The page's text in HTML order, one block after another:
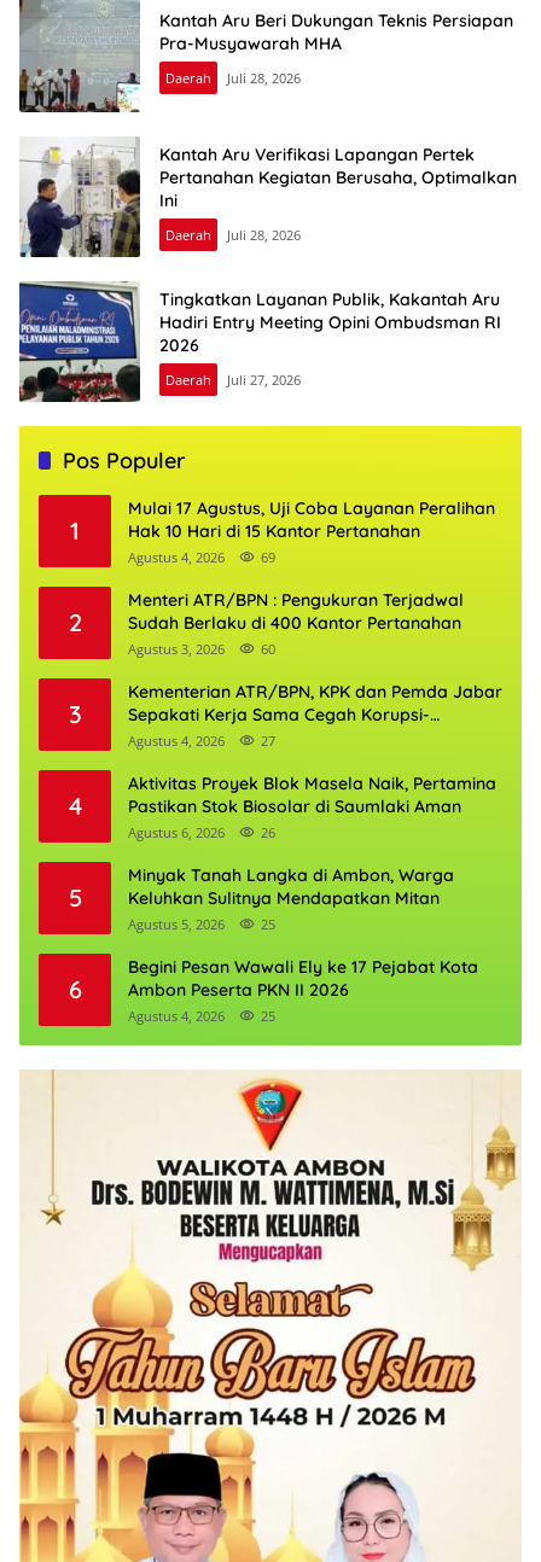
Kantah Aru Beri Dukungan Teknis Persiapan
Pra-Musyawarah MHA
Daerah Juli 28, 2026
Kantah Aru Verifikasi Lapangan Pertek
Pertanahan Kegiatan Berusaha, Optimalkan
Ini
Daerah Juli 28, 2026
Tingkatkan Layanan Publik, Kakantah Aru
Hadiri Entry Meeting Opini Ombudsman RI
2026
Daerah Juli 27, 2026
Pos Populer
1
Mulai 17 Agustus, Uji Coba Layanan Peralihan
Hak 10 Hari di 15 Kantor Pertanahan
Agustus 4, 2026 69
2
Menteri ATR/BPN : Pengukuran Terjadwal
Sudah Berlaku di 400 Kantor Pertanahan
Agustus 3, 2026 60
3
Kementerian ATR/BPN, KPK dan Pemda Jabar
Sepakati Kerja Sama Cegah Korupsi-
Penguatan Ekonomi
Agustus 4, 2026 27
4
Aktivitas Proyek Blok Masela Naik, Pertamina
Pastikan Stok Biosolar di Saumlaki Aman
Agustus 6, 2026 26
5
Minyak Tanah Langka di Ambon, Warga
Keluhkan Sulitnya Mendapatkan Mitan
Agustus 5, 2026 25
6
Begini Pesan Wawali Ely ke 17 Pejabat Kota
Ambon Peserta PKN II 2026
Agustus 4, 2026 25